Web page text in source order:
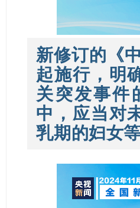
新修订的《
起施行，明
关突发事件
中，应当对
乳期的妇女